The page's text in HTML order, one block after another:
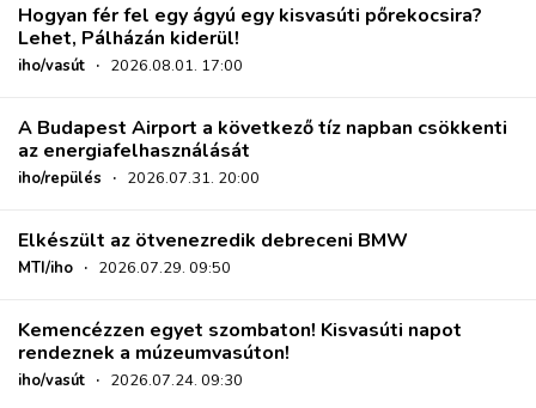
Hogyan fér fel egy ágyú egy kisvasúti pőrekocsira?
Lehet, Pálházán kiderül!
iho/vasút · 2026.08.01. 17:00
A Budapest Airport a következő tíz napban csökkenti
az energiafelhasználását
iho/repülés · 2026.07.31. 20:00
Elkészült az ötvenezredik debreceni BMW
MTI/iho · 2026.07.29. 09:50
Kemencézzen egyet szombaton! Kisvasúti napot
rendeznek a múzeumvasúton!
iho/vasút · 2026.07.24. 09:30